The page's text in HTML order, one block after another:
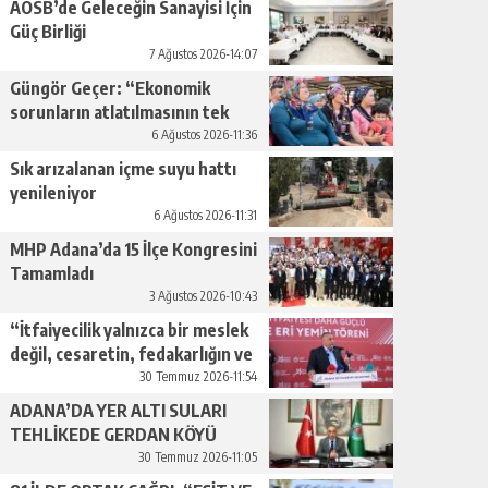
AOSB’de Geleceğin Sanayisi İçin
Güç Birliği
7 Ağustos 2026-14:07
Güngör Geçer: “Ekonomik
sorunların atlatılmasının tek
yolu üretimi artırmaktan
geçiyor.”
6 Ağustos 2026-11:36
Sık arızalanan içme suyu hattı
yenileniyor
6 Ağustos 2026-11:31
MHP Adana’da 15 İlçe Kongresini
Tamamladı
3 Ağustos 2026-10:43
“İtfaiyecilik yalnızca bir meslek
değil, cesaretin, fedakarlığın ve
insan sevgisinin en güçlü
temsilidir.”
30 Temmuz 2026-11:54
ADANA’DA YER ALTI SULARI
TEHLİKEDE GERDAN KÖYÜ
SANAYİ SUYU CENDERESİNDE
30 Temmuz 2026-11:05